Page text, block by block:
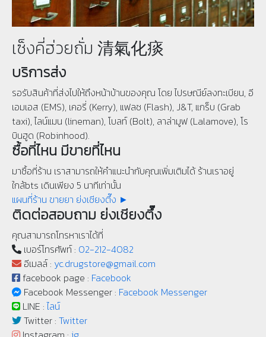
เซ็งคี่ฮ่วยถั่ม 清氣化痰
บริการส่ง
รอรับสินค้าที่ส่งไปให้ถึงหน้าบ้านของคุณ โดย ไปรษณีย์ลงทะเบียน, อี
เอมเอส (EMS), เคอรี่ (Kerry), แฟลช (Flash), J&T, แกร็บ (Grab
taxi), ไลน์แมน (lineman), โบลท์ (Bolt), ลาล่ามูฟ (Lalamove), โร
บินฮูด (Robinhood).
ซื้อที่ไหน มีขายที่ไหน
มาซื้อที่ร้าน เราสามารถให้คำแนะนำกับคุณเพิ่มเติมได้ ร้านเราอยู่
ใกล้bts เดินเพียง 5 นาทีเท่านั้น
แผนที่ร้าน ขายยา ย่งเชียงตึ๊ง ►
ติดต่อสอบถาม ย่งเชียงตึ๊ง
คุณสามารถโทรหาเราได้ที่
เบอร์โทรศัพท์ : 02-212-4082
อีเมลล์ : yc.drugstore@gmail.com
facebook page : Facebook
Facebook Messenger : Facebook Messenger
LINE :ไลน์
Twitter : Twitter